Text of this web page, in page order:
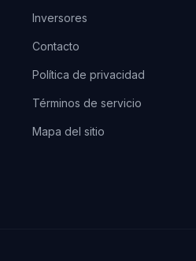
Inversores
Contacto
Política de privacidad
Términos de servicio
Mapa del sitio